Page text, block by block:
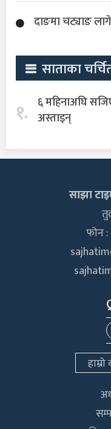
दाङमा चट्याङ
साताका
१. ६ महिनाअघि
अस्ताइन्
साझा
फोन